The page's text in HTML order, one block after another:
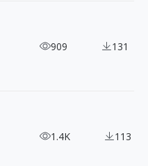
黑白復古插畫，敲開創意大門！
909 131
達傳說：曠野之息》冒險指引
1.4K 113